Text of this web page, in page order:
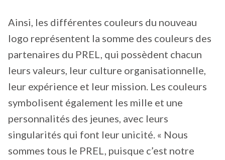
Ainsi, les différentes couleurs du nouveau
logo représentent la somme des couleurs des
partenaires du PREL, qui possèdent chacun
leurs valeurs, leur culture organisationnelle,
leur expérience et leur mission. Les couleurs
symbolisent également les mille et une
personnalités des jeunes, avec leurs
singularités qui font leur unicité. « Nous
sommes tous le PREL, puisque c’est notre